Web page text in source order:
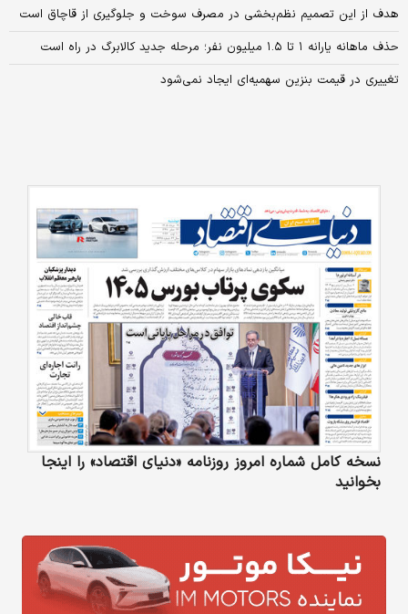
هدف از این تصمیم نظم‌بخشی در مصرف سوخت و جلوگیری از قاچاق است
حذف ماهانه یارانه ۱ تا ۱.۵ میلیون نفر؛ مرحله جدید کالابرگ در راه است
تغییری در قیمت بنزین سهمیه‌ای ایجاد نمی‌شود
نسخه کامل شماره امروز روزنامه «دنیای‌ اقتصاد» را اینجا
بخوانید